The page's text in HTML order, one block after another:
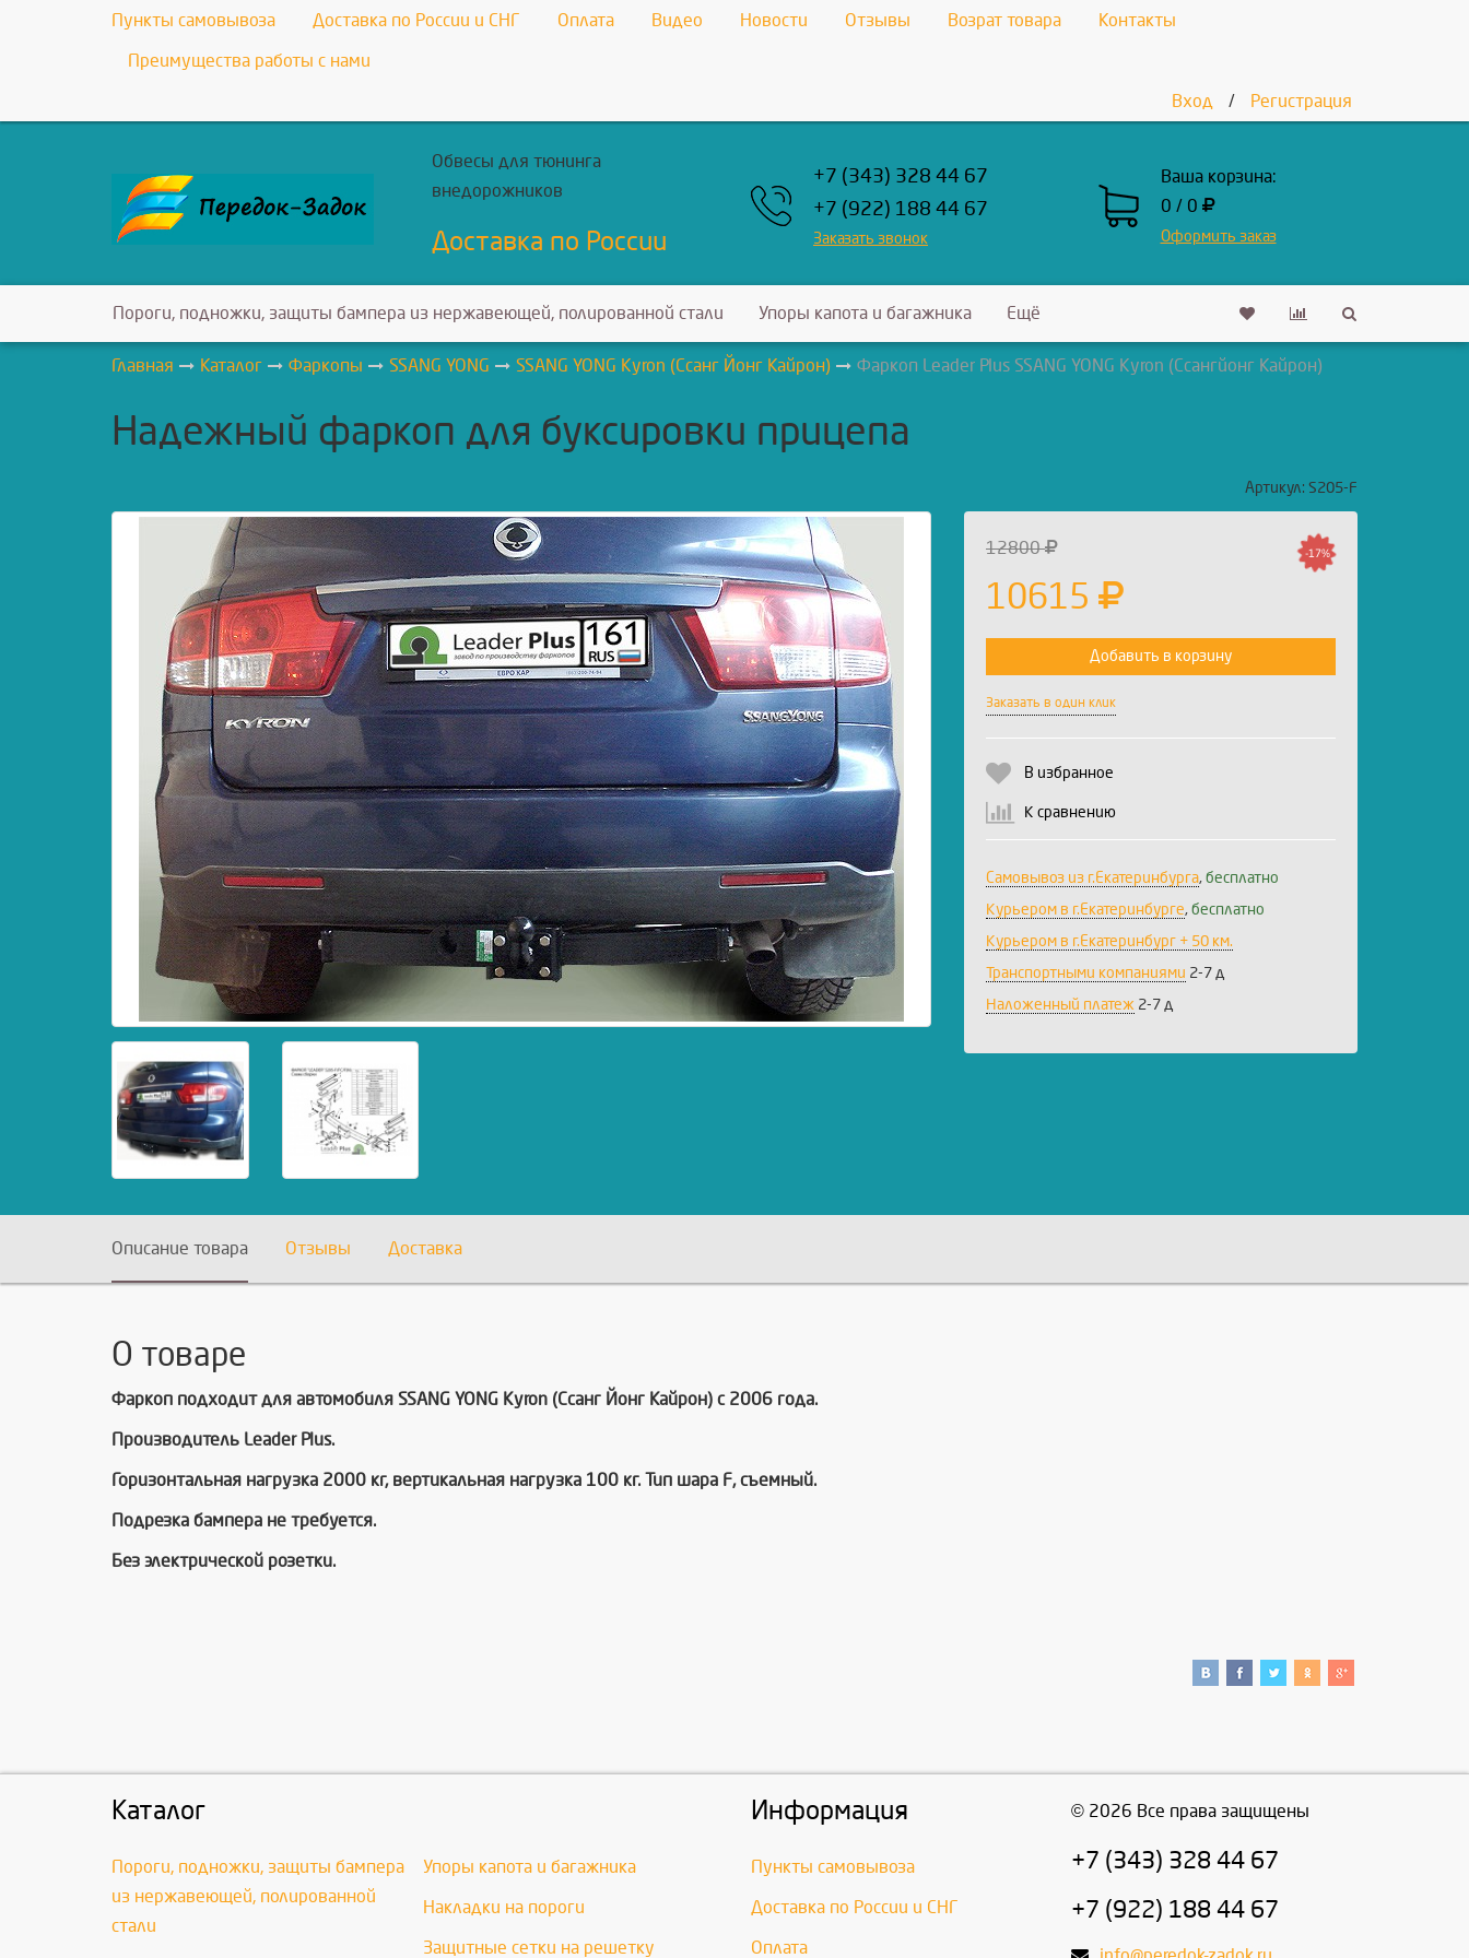
Пункты самовывоза Доставка по России и СНГ Оплата Видео Новости Отзывы Возрат товара Контакты
Преимущества работы с нами
Вход / Регистрация
Обвесы для тюнинга
внедорожников
Доставка по России
+7 (343) 328 44 67
+7 (922) 188 44 67
Заказать звонок
Ваша корзина:
0 / 0
Оформить заказ
Пороги, подножки, защиты бампера из нержавеющей, полированной стали Упоры капота и багажника Ещё
Главная Каталог Фаркопы SSANG YONG SSANG YONG Kyron (Ссанг Йонг Кайрон) Фаркоп Leader Plus SSANG YONG Kyron (Ссангйонг Кайрон)
Надежный фаркоп для буксировки прицепа
Артикул: S205-F
12800
10615
-17%
Добавить в корзину
Заказать в один клик
В избранное
К сравнению
Самовывоз из г.Екатеринбурга, бесплатно
Курьером в г.Екатеринбурге, бесплатно
Курьером в г.Екатеринбург + 50 км.
Транспортными компаниями 2-7 д
Наложенный платеж 2-7 д
Описание товара Отзывы Доставка
О товаре
Фаркоп подходит для автомобиля SSANG YONG Kyron (Ссанг Йонг Кайрон) с 2006 года.
Производитель Leader Plus.
Горизонтальная нагрузка 2000 кг, вертикальная нагрузка 100 кг. Тип шара F, съемный.
Подрезка бампера не требуется.
Без электрической розетки.
Каталог
Пороги, подножки, защиты бампера
из нержавеющей, полированной
стали
Упоры капота и багажника
Накладки на пороги
Защитные сетки на решетку
Информация
Пункты самовывоза
Доставка по России и СНГ
Оплата
© 2026 Все права защищены
+7 (343) 328 44 67
+7 (922) 188 44 67